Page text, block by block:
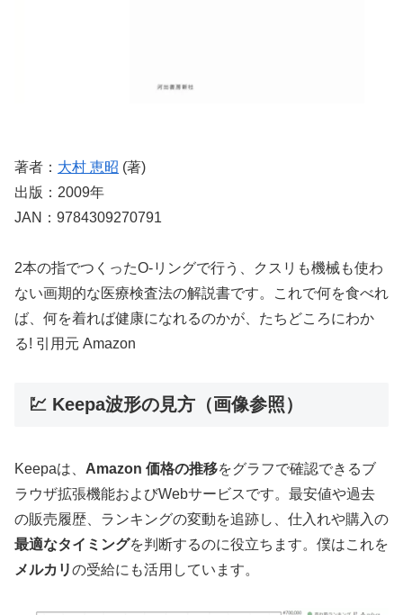
著者： 大村 恵昭 (著)
出版：2009年
JAN：9784309270791
2本の指でつくったO-リングで行う、クスリも機械も使わ
ない画期的な医療検査法の解説書です。これで何を食べれ
ば、何を着れば健康になれるのかが、たちどころにわか
る! 引用元 Amazon
💹 Keepa波形の見方（画像参照）
Keepaは、 Amazon 価格の推移をグラフで確認できるブ
ラウザ拡張機能およびWebサービスです。最安値や過去
の販売履歴、ランキングの変動を追跡し、仕入れや購入の
最適なタイミングを判断するのに役立ちます。僕はこれを
メルカリの受給にも活用しています。